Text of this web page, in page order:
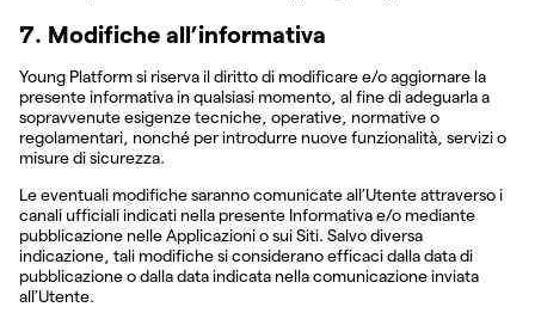
7. Modifiche all’informativa
Young Platform si riserva il diritto di modificare e/o aggiornare la
presente informativa in qualsiasi momento, al fine di adeguarla a
sopravvenute esigenze tecniche, operative, normative o
regolamentari, nonché per introdurre nuove funzionalità, servizi o
misure di sicurezza.
Le eventuali modifiche saranno comunicate all’Utente attraverso i
canali ufficiali indicati nella presente Informativa e/o mediante
pubblicazione nelle Applicazioni o sui Siti. Salvo diversa
indicazione, tali modifiche si considerano efficaci dalla data di
pubblicazione o dalla data indicata nella comunicazione inviata
all’Utente.